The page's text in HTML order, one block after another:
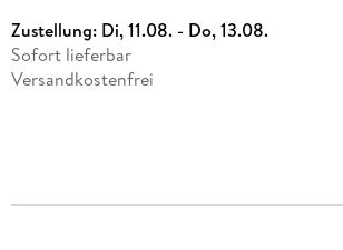
Zustellung: Di, 11.08. - Do, 13.08.
Sofort lieferbar
Versandkostenfrei